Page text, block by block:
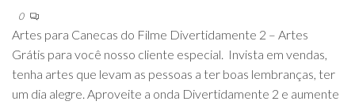
0
Artes para Canecas do Filme Divertidamente 2 – Artes
Grátis para você nosso cliente especial. Invista em vendas,
tenha artes que levam as pessoas a ter boas lembranças, ter
um dia alegre. Aproveite a onda Divertidamente 2 e aumente